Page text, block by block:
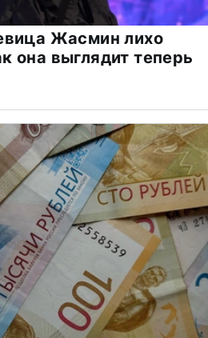
Жасмин лихо
она выглядит теперь